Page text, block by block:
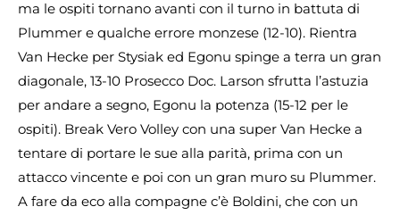
ma le ospiti tornano avanti con il turno in battuta di
Plummer e qualche errore monzese (12-10). Rientra
Van Hecke per Stysiak ed Egonu spinge a terra un gran
diagonale, 13-10 Prosecco Doc. Larson sfrutta l’astuzia
per andare a segno, Egonu la potenza (15-12 per le
ospiti). Break Vero Volley con una super Van Hecke a
tentare di portare le sue alla parità, prima con un
attacco vincente e poi con un gran muro su Plummer.
A fare da eco alla compagne c’è Boldini, che con un